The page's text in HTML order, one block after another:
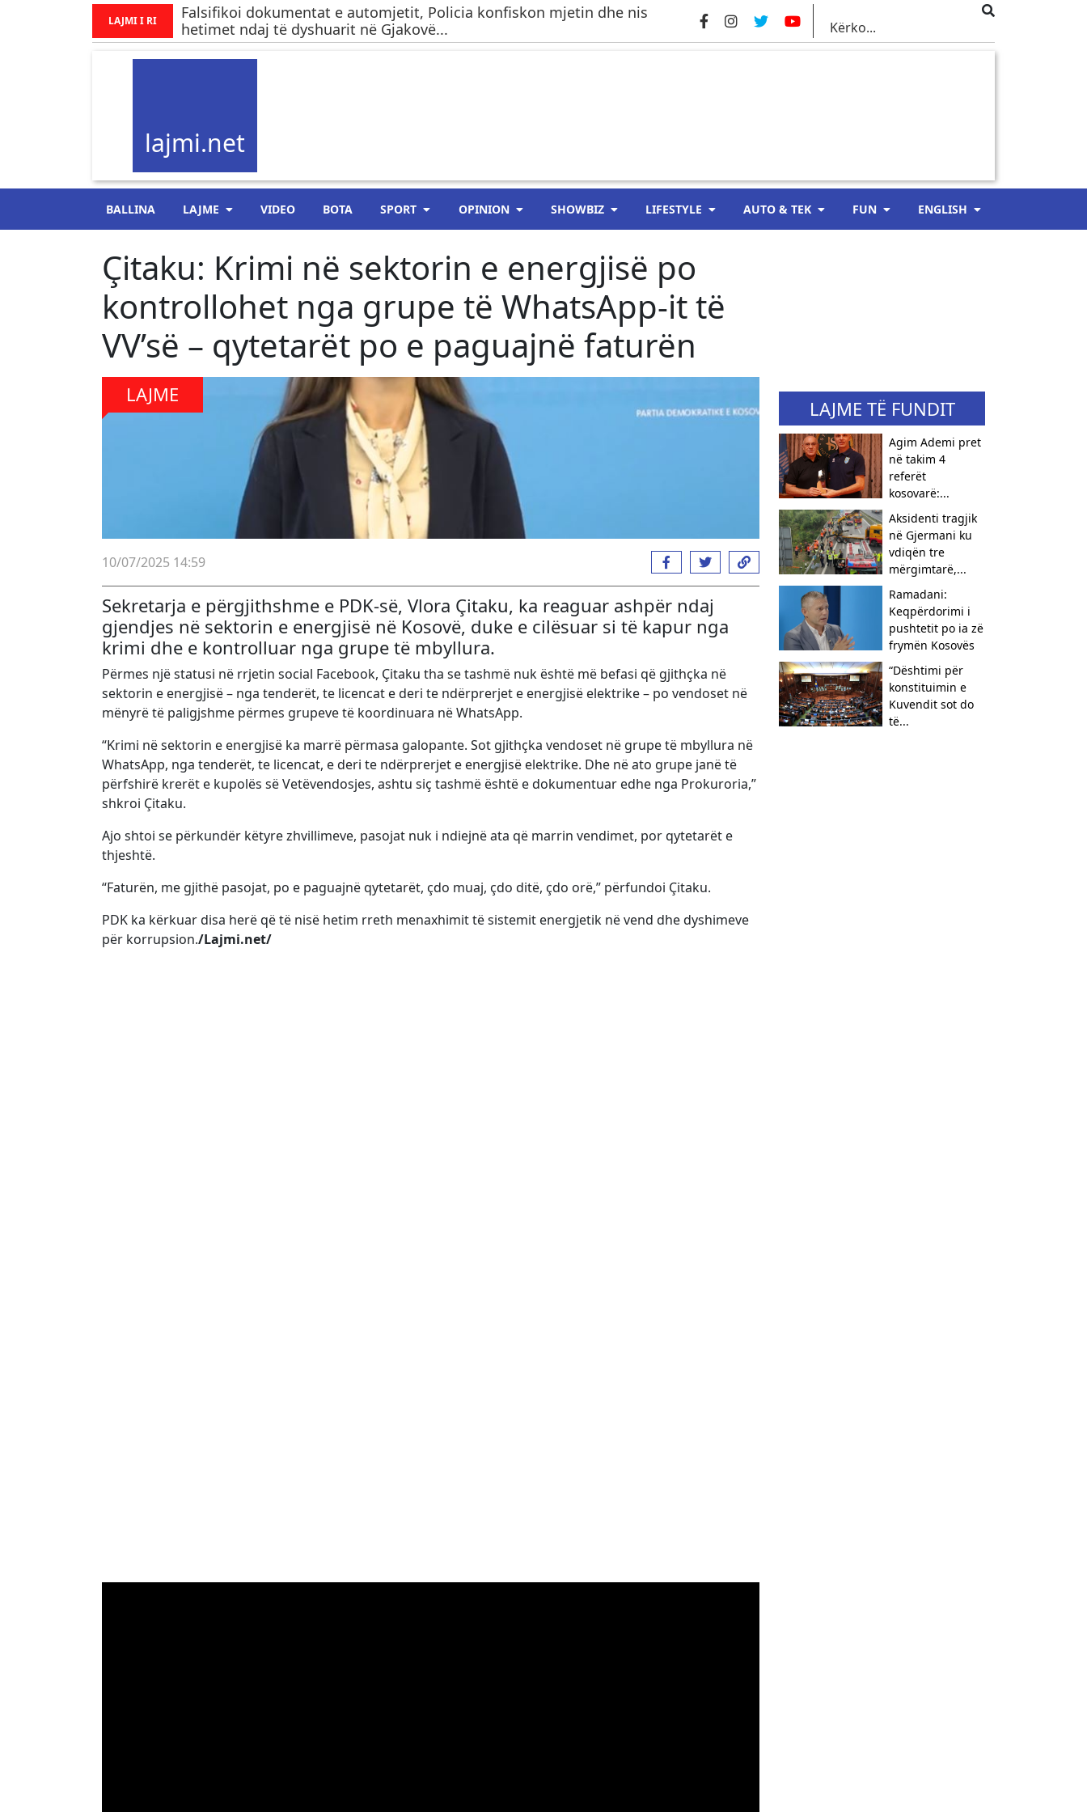
LAJMI I RI
Falsifikoi dokumentat e automjetit, Policia konfiskon mjetin dhe nis
hetimet ndaj të dyshuarit në Gjakovë...
lajmi.net
BALLINA LAJME VIDEO BOTA SPORT OPINION SHOWBIZ LIFESTYLE AUTO & TEK FUN ENGLISH
Çitaku: Krimi në sektorin e energjisë po
kontrollohet nga grupe të WhatsApp-it të
VV’së – qytetarët po e paguajnë faturën
LAJME
10/07/2025 14:59
Sekretarja e përgjithshme e PDK-së, Vlora Çitaku, ka reaguar ashpër ndaj
gjendjes në sektorin e energjisë në Kosovë, duke e cilësuar si të kapur nga
krimi dhe e kontrolluar nga grupe të mbyllura.
Përmes një statusi në rrjetin social Facebook, Çitaku tha se tashmë nuk është më befasi që gjithçka në
sektorin e energjisë – nga tenderët, te licencat e deri te ndërprerjet e energjisë elektrike – po vendoset në
mënyrë të paligjshme përmes grupeve të koordinuara në WhatsApp.
“Krimi në sektorin e energjisë ka marrë përmasa galopante. Sot gjithçka vendoset në grupe të mbyllura në
WhatsApp, nga tenderët, te licencat, e deri te ndërprerjet e energjisë elektrike. Dhe në ato grupe janë të
përfshirë krerët e kupolës së Vetëvendosjes, ashtu siç tashmë është e dokumentuar edhe nga Prokuroria,”
shkroi Çitaku.
Ajo shtoi se përkundër këtyre zhvillimeve, pasojat nuk i ndiejnë ata që marrin vendimet, por qytetarët e
thjeshtë.
“Faturën, me gjithë pasojat, po e paguajnë qytetarët, çdo muaj, çdo ditë, çdo orë,” përfundoi Çitaku.
PDK ka kërkuar disa herë që të nisë hetim rreth menaxhimit të sistemit energjetik në vend dhe dyshimeve
për korrupsion./Lajmi.net/
LAJME TË FUNDIT
Agim Ademi pret
në takim 4
referët
kosovarë:...
Aksidenti tragjik
në Gjermani ku
vdiqën tre
mërgimtarë,...
Ramadani:
Keqpërdorimi i
pushtetit po ia zë
frymën Kosovës
​“Dështimi për
konstituimin e
Kuvendit sot do
të...